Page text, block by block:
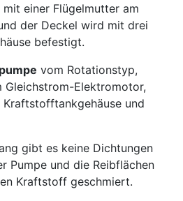
einer Flügelmutter am
der Deckel wird mit drei
befestigt.
vom Rotationstyp,
Gleichstrom-Elektromotor,
und
gibt es keine Dichtungen
Pumpe und die Reibflächen
Kraftstoff geschmiert.